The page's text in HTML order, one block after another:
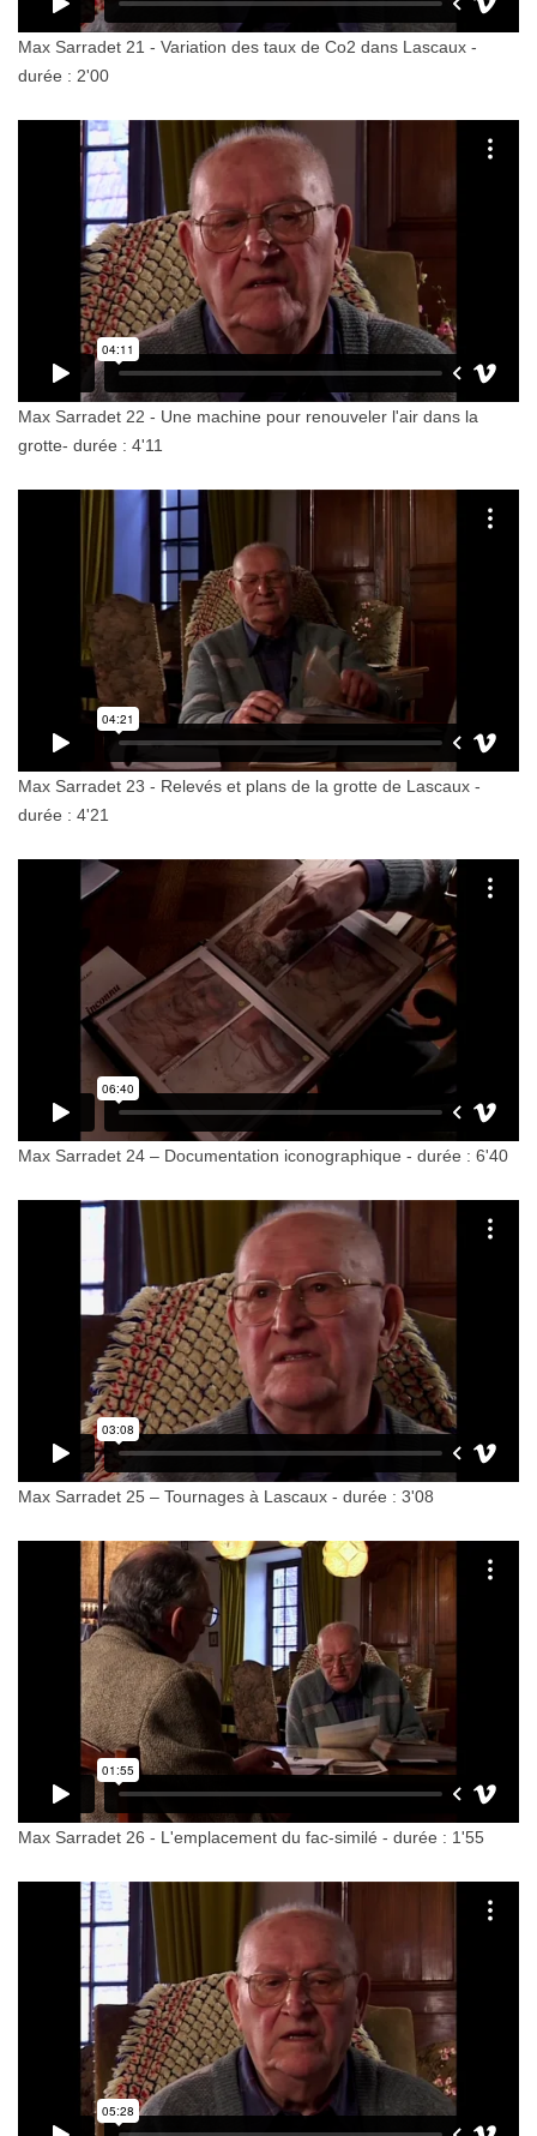
Max Sarradet 21 - Variation des taux de Co2 dans Lascaux -
durée : 2'00
Max Sarradet 22 - Une machine pour renouveler l'air dans la
grotte- durée : 4'11
Max Sarradet 23 - Relevés et plans de la grotte de Lascaux -
durée : 4'21
Max Sarradet 24 – Documentation iconographique - durée : 6'40
Max Sarradet 25 – Tournages à Lascaux - durée : 3'08
Max Sarradet 26 - L'emplacement du fac-similé - durée : 1'55